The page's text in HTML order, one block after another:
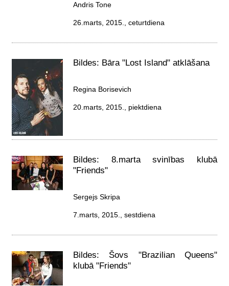
Andris Tone
26.marts, 2015., ceturtdiena
Bildes: Bāra "Lost Island" atklāšana
Regina Borisevich
20.marts, 2015., piektdiena
Bildes: 8.marta svinības klubā
"Friends"
Sergejs Skripa
7.marts, 2015., sestdiena
Bildes: Šovs "Brazilian Queens"
klubā "Friends"